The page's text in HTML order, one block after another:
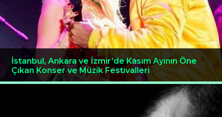
İstanbul, Ankara ve İzmir’de Kasım Ayının Öne
Çıkan Konser ve Müzik Festivalleri